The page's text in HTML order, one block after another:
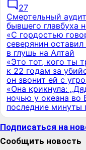
27
Смертельный
бывшего главбуха
«С гордостью
северянин
в глушь на Алтай
«Это тот, кого ты
к 22 годам за
он звонит ей с
«Она крикнула:
ночью у океана во
последние
Подписаться на
Сообщить новость